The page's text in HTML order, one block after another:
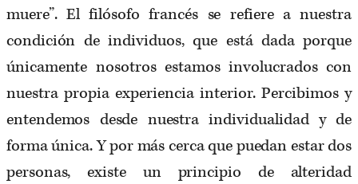
muere”. El filósofo francés se refiere a nuestra
condición de individuos, que está dada porque
únicamente nosotros estamos involucrados con
nuestra propia experiencia interior. Percibimos y
entendemos desde nuestra individualidad y de
forma única. Y por más cerca que puedan estar dos
personas, existe un principio de alteridad